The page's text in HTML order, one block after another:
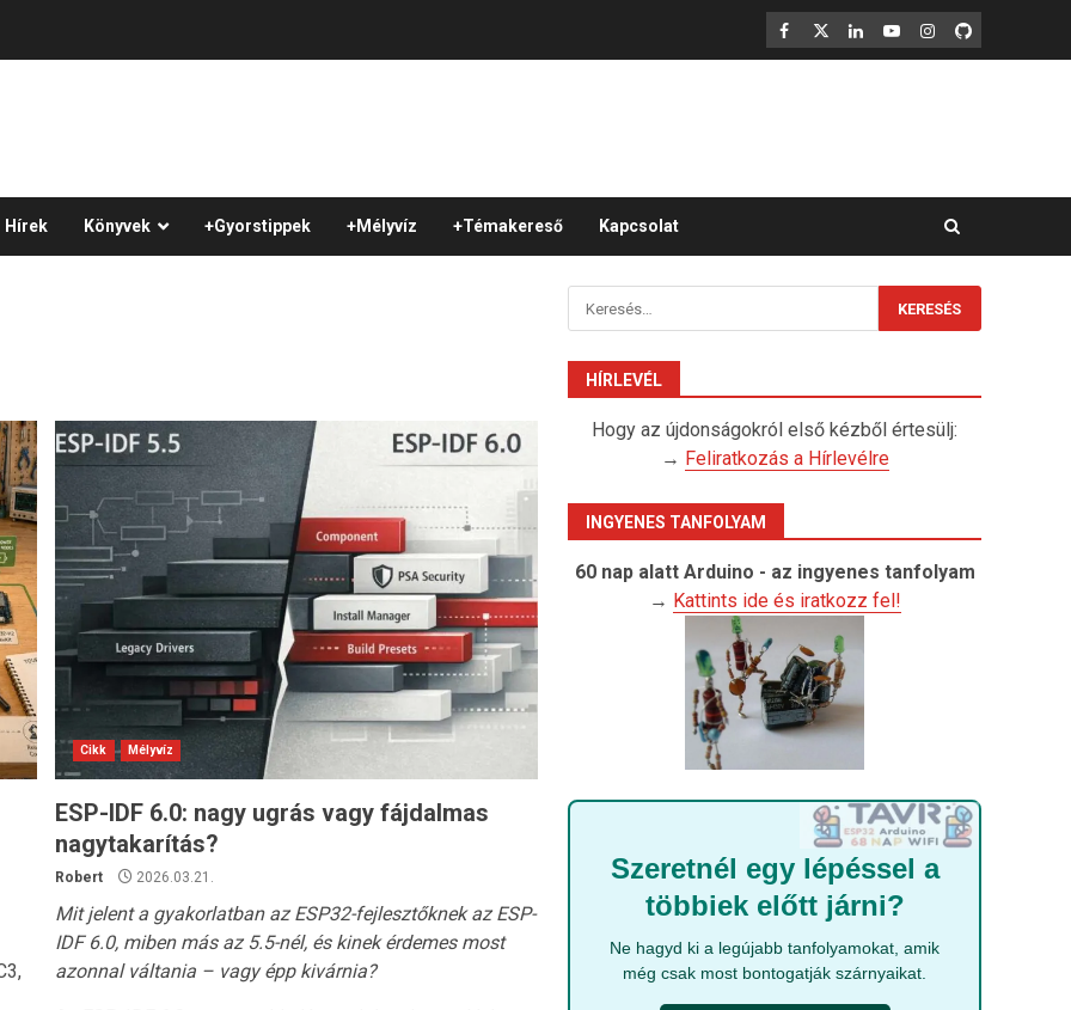
F X LinkedIn
YouTubeInstagram
GitHub
Hírek Könyvek +Gyorstippek +Mélyvíz +Témakereső Kapcsolat
Cikk Mélyvíz
ESP-IDF 6.0: nagy ugrás vagy fájdalmas
nagytakarítás?
Robert 2026.03.21.
Mit jelent a gyakorlatban az ESP32-fejlesztőknek az ESP-
IDF 6.0, miben más az 5.5-nél, és kinek érdemes most
azonnal váltania – vagy épp kivárnia?
Keresés:
HÍRLEVÉL
Hogy az újdonságokról első kézből értesülj:
→ Feliratkozás a Hírlevélre
INGYENES TANFOLYAM
60 nap alatt Arduino - az ingyenes tanfolyam
→ Kattints ide és iratkozz fel!
Szeretnél egy lépéssel a
többiek előtt járni?
Ne hagyd ki a legújabb tanfolyamokat, amik
még csak most bontogatják szárnyaikat.